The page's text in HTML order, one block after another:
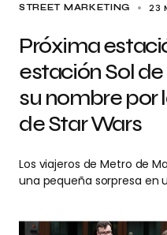
STREET MARKETING 23
Próxima
estación Sol
su nombre por
de Star Wars
Los viajeros de Metro de
una pequeña sorpresa en